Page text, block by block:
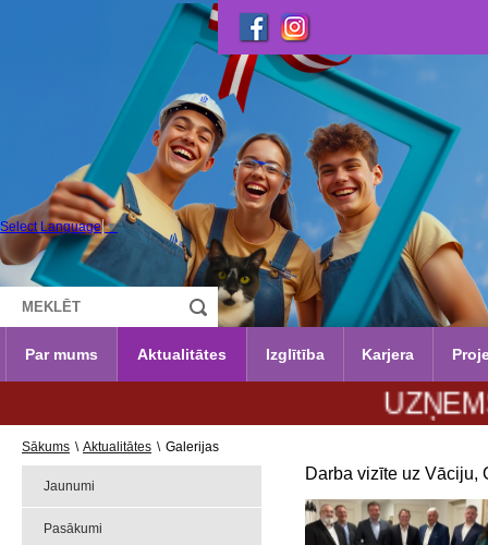
Select Language ▼
Par mums Aktualitātes Izglītība Karjera
Sākums \ Aktualitātes \ Galerijas
Jaunumi
Pasākumi
Darba vizīte uz Vāciju,